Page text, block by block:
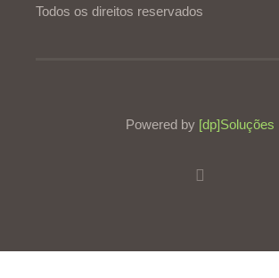
Todos os direitos reservados
Powered by [dp]Soluções